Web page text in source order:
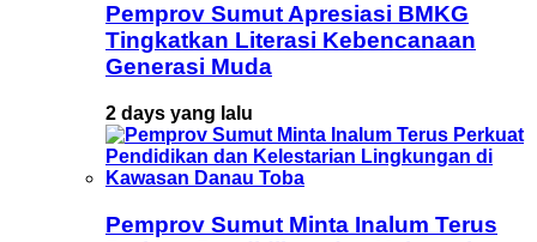
Pemprov Sumut Apresiasi BMKG
Tingkatkan Literasi Kebencanaan
Generasi Muda
2 days yang lalu
Pemprov Sumut Minta Inalum Terus